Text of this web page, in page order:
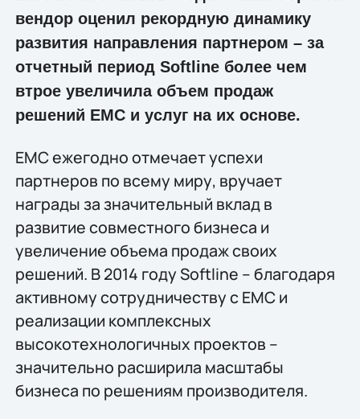
вендор оценил рекордную динамику
развития направления партнером – за
отчетный период Softline более чем
втрое увеличила объем продаж
решений EMC и услуг на их основе.
EMC ежегодно отмечает успехи
партнеров по всему миру, вручает
награды за значительный вклад в
развитие совместного бизнеса и
увеличение объема продаж своих
решений. В 2014 году Softline – благодаря
активному сотрудничеству с ЕМС и
реализации комплексных
высокотехнологичных проектов –
значительно расширила масштабы
бизнеса по решениям производителя.